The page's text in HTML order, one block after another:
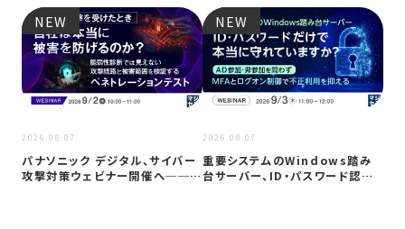
NEW
2026.08.07
パナソニック デジタル、サイバー
攻撃対策ウェビナー開催へ──自
NEW
2026.08.07
重要システムのWindows踏み
台サーバー、ID・パスワード認証